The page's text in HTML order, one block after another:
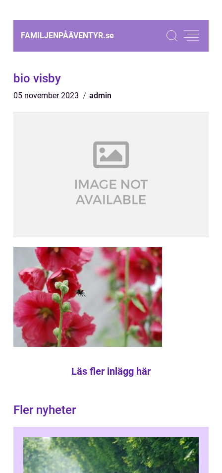
FAMILJENPÅÄVENTYR.se
bio visby
05 november 2023 admin
Läs fler inlägg här
Fler nyheter